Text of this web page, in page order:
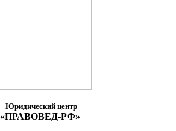
Юридический центр
«ПРАВОВЕД-РФ»